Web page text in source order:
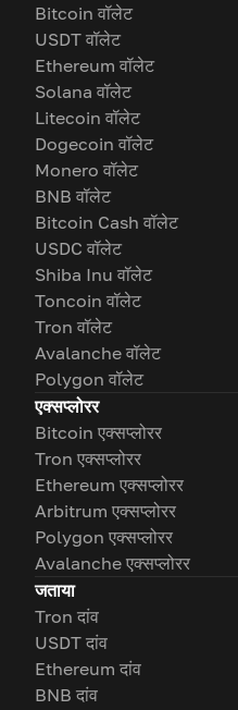
Bitcoin वॉलेट
USDT वॉलेट
Ethereum वॉलेट
Solana वॉलेट
Litecoin वॉलेट
Dogecoin वॉलेट
Monero वॉलेट
BNB वॉलेट
Bitcoin Cash वॉलेट
USDC वॉलेट
Shiba Inu वॉलेट
Toncoin वॉलेट
Tron वॉलेट
Avalanche वॉलेट
Polygon वॉलेट
एक्सप्लोरर
Bitcoin एक्सप्लोरर
Tron एक्सप्लोरर
Ethereum एक्सप्लोरर
Arbitrum एक्सप्लोरर
Polygon एक्सप्लोरर
Avalanche एक्सप्लोरर
जताया
Tron दांव
USDT दांव
Ethereum दांव
BNB दांव